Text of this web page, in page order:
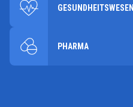
GESUNDHEITSWESEN
PHARMA